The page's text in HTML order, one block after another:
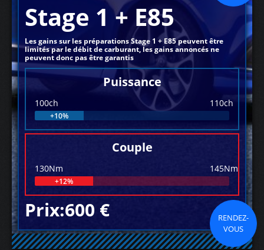
Stage 1 + E85
Les gains sur les préparations Stage 1 + E85 peuvent être
limités par le débit de carburant, les gains annoncés ne
peuvent donc pas être garantis
Puissance
100ch 110ch
+10%
Couple
130Nm 145Nm
+12%
Prix:600 €
RENDEZ-
VOUS